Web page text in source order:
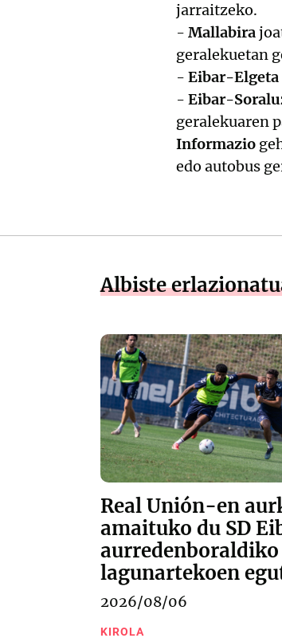
jarraitzeko.
- Mallabira
geralekuetan
- Eibar-
- Eibar-
geralekuaren
Informazio
edo autobus
Albiste
Real Unión-en
amaituko du SD
aurredenboraldiko
lagunartekoen
2026/08/06
KIROLA